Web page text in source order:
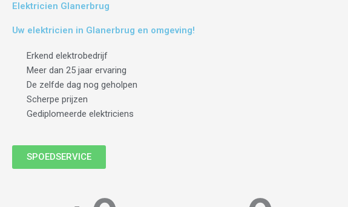
Elektricien Glanerbrug
Uw elektricien in Glanerbrug en omgeving!
Erkend elektrobedrijf
Meer dan 25 jaar ervaring
De zelfde dag nog geholpen
Scherpe prijzen
Gediplomeerde elektriciens
SPOEDSERVICE